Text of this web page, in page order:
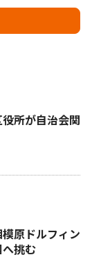
所が自治会関
原ドルフィン
へ挑む